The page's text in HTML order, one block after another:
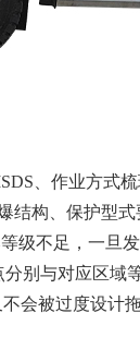
、作业方式
结构、保护型
级不足，一旦
别与对应区域
会被过度设计拖